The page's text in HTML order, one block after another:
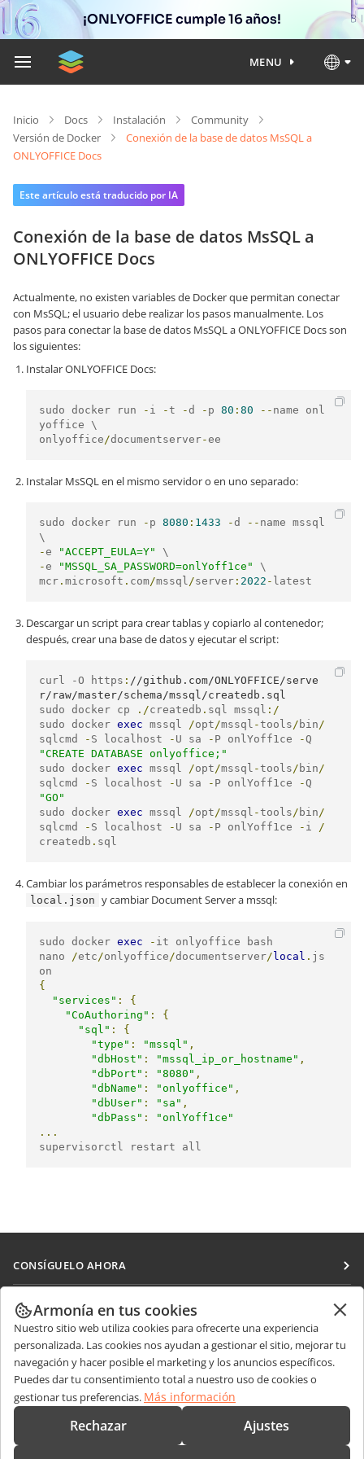
¡ONLYOFFICE cumple 16 años!
MENU
Inicio Docs Instalación
Community
Versión de Docker
Conexión de la base de datos MsSQL a
ONLYOFFICE Docs
Este artículo está traducido por IA
Conexión de la base de datos MsSQL a
ONLYOFFICE Docs
Actualmente, no existen variables de Docker que permitan conectar
con MsSQL; el usuario debe realizar los pasos manualmente. Los
pasos para conectar la base de datos MsSQL a ONLYOFFICE Docs son
los siguientes:
Instalar ONLYOFFICE Docs:
sudo docker run - i -t -d - p 80 : 80 -- name onl
onlyoffice/documentserver-ee
Instalar MsSQL en el mismo servidor o en uno separado:
sudo docker run - p 8080 : 1433 -d -- name mssql
-e "ACCEPT_EULA=Y"
-e "MSSQL_SA_PASSWORD=onlYoff1ce"
\
mcr . microsoft . com/mssql/server : 2022 - latest
Descargar un script para crear tablas y copiarlo al contenedor;
después, crear una base de datos y ejecutar el script:
curl -O https : //github.com/ONLYOFFICE/serve
r/raw/master/schema/mssql/createdb.sql
sudo docker cp
./createdb . sql mssql :/
sudo docker exec mssql /opt/mssql -tools/ bin/
sqlcmd
- S localhost - U sa - P onlYoff1ce -
"CREATE DATABASE onlyoffice;"
sudo docker exec mssql /opt/mssql -tools/ bin/
sqlcmd
- S localhost - U sa - P onlYoff1ce -
"GO"
sudo docker exec mssql /opt/mssql -tools/ bin/
sqlcmd
- S localhost - U sa - P onlYoff1ce - i /
createdb .
Cambiar los parámetros responsables de establecer la conexión en
local.json y cambiar Document Server a mssql:
sudo docker exec - it onlyoffice bash
nano /etc/onlyoffice/documentserver/ local . js
{
"services" :
{
"CoAuthoring" :
{
"sql" :
{
"type" : "mssql" ,
"dbHost" : "mssql_ip_or_hostname" ,
"dbPort" : "8080" ,
"dbName" : "onlyoffice" ,
"dbUser" : "sa" ,
"dbPass" :
"onlYoff1ce"
...
supervisorctl restart all
CONSÍGUELO AHORA
Docs
DocSpace
Workspace
Conectores
Aplicaciones de escritorio
Aplicaciones móviles
COLABORAR
Para colaboradores
Para traductores
Para influencers
Vacantes
RECIBIR NOTICIAS
Blog
OBTENER AYUDA
Foro
CONTÁCTENOS
Preguntas de ventas
sales@onlyoffice.com
Armonía en tus cookies
Nuestro sitio web utiliza cookies para ofrecerte una experiencia
personalizada. Las cookies nos ayudan a gestionar el sitio, mejorar tu
navegación y hacer posible el marketing y los anuncios específicos.
Puedes dar tu consentimiento total a nuestro uso de cookies o
gestionar tus preferencias. Más información
Rechazar Ajustes